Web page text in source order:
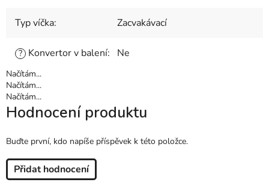
Typ víčka: Zacvakávací
? Konvertor v balení: Ne
Načítám...
Načítám...
Načítám...
Hodnocení produktu
Buďte první, kdo napíše příspěvek k této položce.
Přidat hodnocení